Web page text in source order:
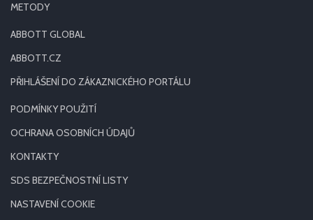
METODY
ABBOTT GLOBAL
ABBOTT.CZ
PŘIHLÁŠENÍ DO ZÁKAZNICKÉHO PORTÁLU
PODMÍNKY POUŽITÍ
OCHRANA OSOBNÍCH ÚDAJŮ
KONTAKTY
SDS BEZPEČNOSTNÍ LISTY
NASTAVENÍ COOKIE